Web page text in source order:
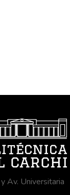
Av. Universitaria